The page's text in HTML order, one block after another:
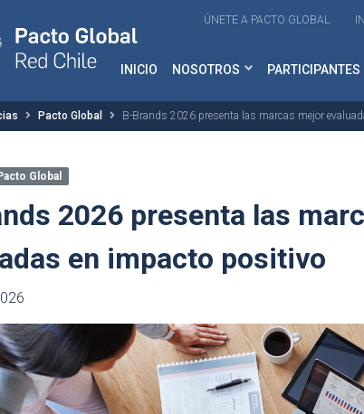
ÚNETE A PACTO GLOBAL
INICIO NOSOTROS PARTICIPANTES
Pacto Global B-Brands 2026 presenta las marcas mejor
Global
2026 presenta las
en impacto positivo